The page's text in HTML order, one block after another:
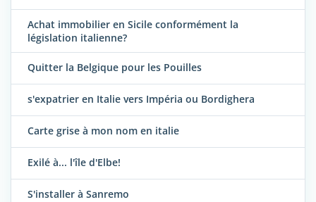
Achat immobilier en Sicile conformément la
législation italienne?
Quitter la Belgique pour les Pouilles
s'expatrier en Italie vers Impéria ou Bordighera
Carte grise à mon nom en italie
Exilé à... l'île d'Elbe!
S'installer à Sanremo